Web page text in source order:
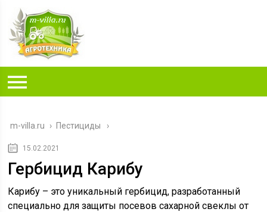
m-villa.ru › Пестициды
15.02.2021
Гербицид Карибу
Карибу – это уникальный гербицид, разработанный
специально для защиты посевов сахарной свеклы от